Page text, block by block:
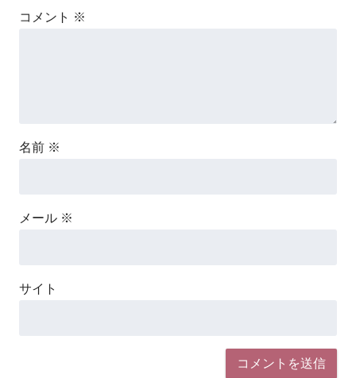
コメント ※
名前 ※
メール ※
サイト